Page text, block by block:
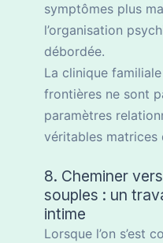
symptômes plus
l’organisation
débordée.
La clinique
frontières ne sont
paramètres
véritables matrices
8. Cheminer
souples : un
intime
Lorsque l’on s’est